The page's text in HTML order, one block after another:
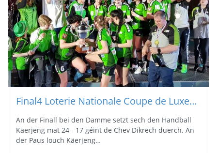
Final4 Loterie Nationale Coupe de Luxembourg : Finall Dammen
An der Finall bei den Damme setzt sech den Handball
Käerjeng mat 24 - 17 géint de Chev Dikrech duerch. An
der Paus louch Käerjeng…